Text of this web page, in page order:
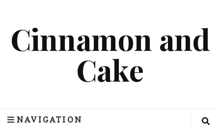
Cinnamon and
Cake
NAVIGATION